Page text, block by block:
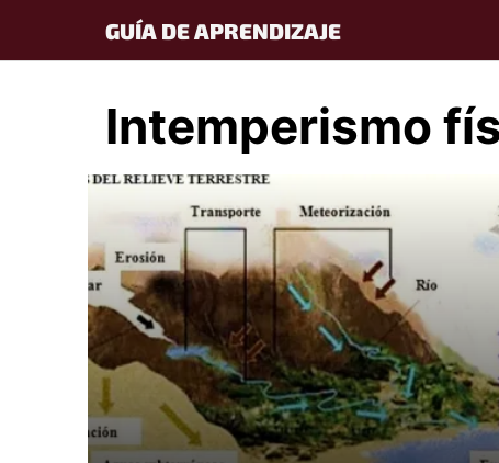
content
GUÍA DE APRENDIZAJE
Intemperismo